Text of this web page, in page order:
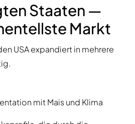
Staaten —
Markt
USA expandiert in mehrere
mit Mais und Klima